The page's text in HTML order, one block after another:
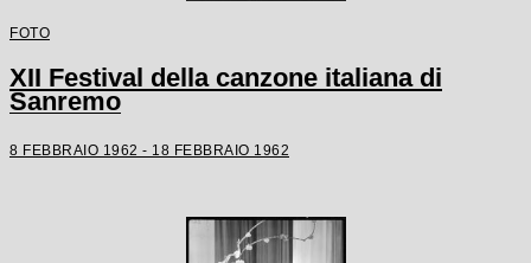
FOTO
XII Festival della canzone italiana di
Sanremo
8 FEBBRAIO 1962 - 18 FEBBRAIO 1962